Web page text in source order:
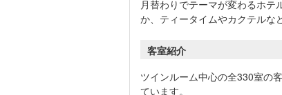
月替わりでテーマが変わるホテ
か、ティータイムやカクテルな
客室紹介
ツインルーム中心の全330室の
ています。